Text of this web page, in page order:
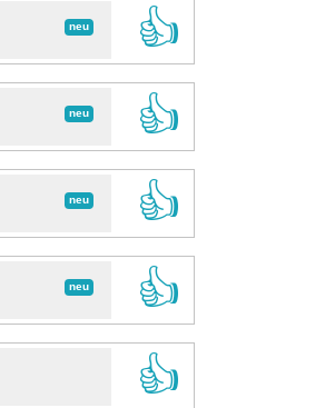
neu
👍
neu
👍
neu
👍
neu
👍
👍